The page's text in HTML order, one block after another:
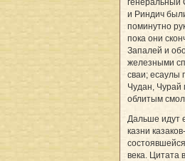
и Риндич
поминутно
пока они
Запалей и
железными
сваи; есаулы
Чудан, Чурай
облитым
Дальше идут
казни
века. Цитата